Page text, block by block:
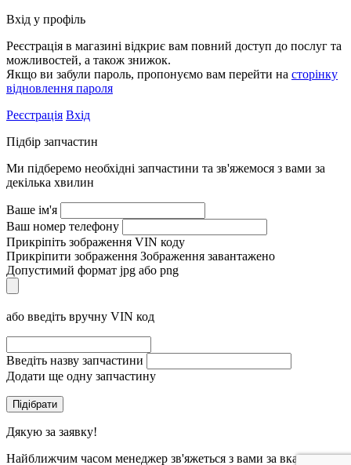
Вхід у профіль
Реєстрація в магазині відкриє вам повний доступ до послуг та
можливостей, а також знижок.
Якщо ви забули пароль, пропонуємо вам перейти на сторінку
відновлення пароля
Реєстрація Вхід
Підбір запчастин
Ми підберемо необхідні запчастини та зв'яжемося з вами за
декілька хвилин
Ваше ім'я
Ваш номер телефону
Прикріпіть зображення VIN коду
Прикріпити зображення Зображення завантажено
Допустимий формат jpg або png
або введіть вручну VIN код
Введіть назву запчастини
Додати ще одну запчастину
Дякую за заявку!
Найближчим часом менеджер зв'яжеться з вами за вказаним